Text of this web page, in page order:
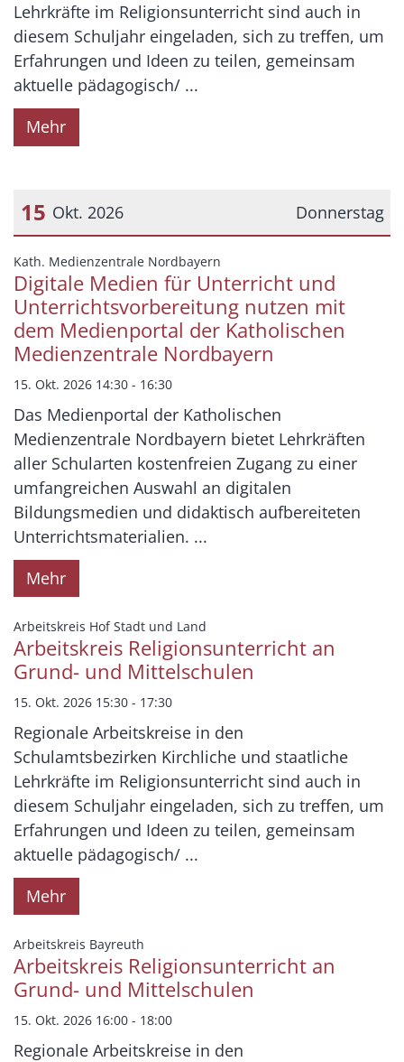
Lehrkräfte im Religionsunterricht sind auch in
diesem Schuljahr eingeladen, sich zu treffen, um
Erfahrungen und Ideen zu teilen, gemeinsam
aktuelle pädagogisch/ ...
Mehr
Donnerstag
15 Okt. 2026
Datum: 15. Oktober 2026
Kath. Medienzentrale Nordbayern
Digitale Medien für Unterricht und
Unterrichtsvorbereitung nutzen mit
dem Medienportal der Katholischen
Medienzentrale Nordbayern
15. Okt. 2026 14:30 - 16:30
Das Medienportal der Katholischen
Medienzentrale Nordbayern bietet Lehrkräften
aller Schularten kostenfreien Zugang zu einer
umfangreichen Auswahl an digitalen
Bildungsmedien und didaktisch aufbereiteten
Unterrichtsmaterialien. ...
Mehr
Arbeitskreis Hof Stadt und Land
Arbeitskreis Religionsunterricht an
Grund- und Mittelschulen
15. Okt. 2026 15:30 - 17:30
Regionale Arbeitskreise in den
Schulamtsbezirken Kirchliche und staatliche
Lehrkräfte im Religionsunterricht sind auch in
diesem Schuljahr eingeladen, sich zu treffen, um
Erfahrungen und Ideen zu teilen, gemeinsam
aktuelle pädagogisch/ ...
Mehr
Arbeitskreis Bayreuth
Arbeitskreis Religionsunterricht an
Grund- und Mittelschulen
15. Okt. 2026 16:00 - 18:00
Regionale Arbeitskreise in den